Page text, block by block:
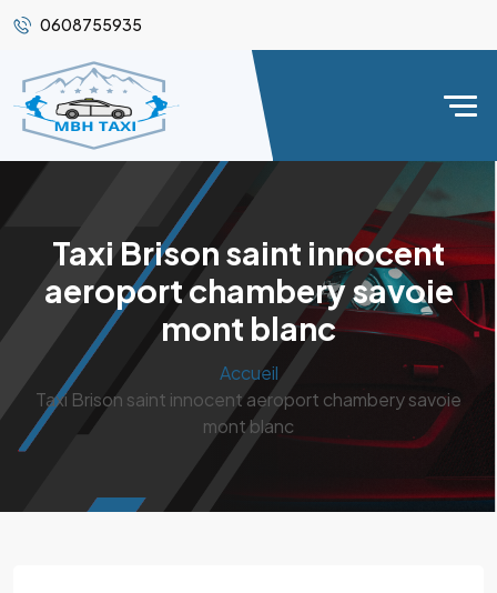
0608755935
Taxi Brison saint innocent
aeroport chambery savoie
mont blanc
Accueil
Taxi Brison saint innocent aeroport chambery savoie
mont blanc